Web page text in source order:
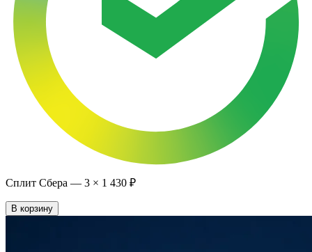
Сплит Сбера — 3 × 1 430 ₽
В корзину